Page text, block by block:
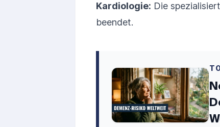
Kardiologie: Die
beendet.